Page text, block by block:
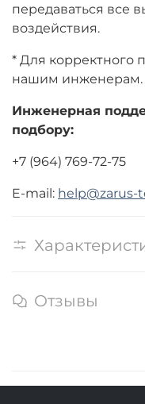
передаваться все
воздействия.
* Для корректного
нашим инженерам.
Инженерная
подбору:
+7 (964) 769-72-75
E-mail: help@zarus-
Отзывы